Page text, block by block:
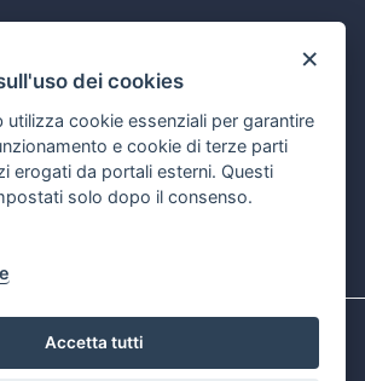
2020
Note legali
×
dei cookies
utilizza cookie essenziali per garantire
e cookie di terze parti
erogati da portali esterni. Questi
solo dopo il consenso.
Accetta tutti